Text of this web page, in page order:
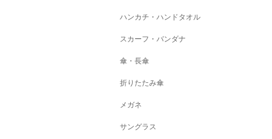
ハンカチ・ハンドタオル
スカーフ・バンダナ
傘・長傘
折りたたみ傘
メガネ
サングラス